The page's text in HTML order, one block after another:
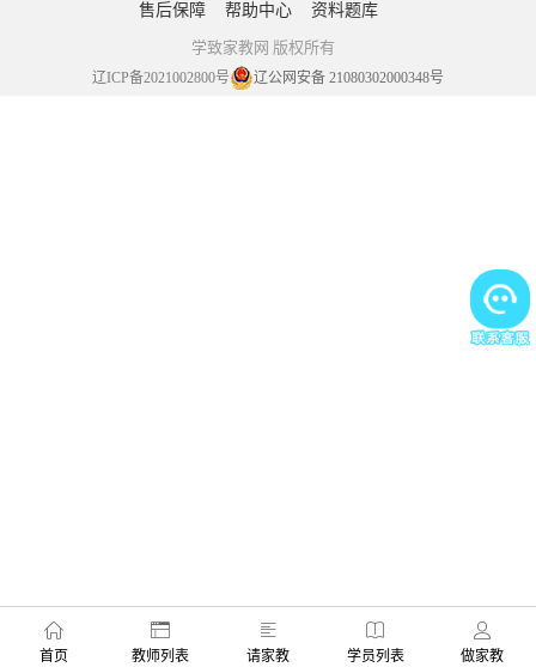
售后保障
帮助中心 资料题库
学致家教网 版权所有
辽ICP备2021002800号 辽公网安备 21080302000348号
首页 教师列表 请家教 学员列表 做家教